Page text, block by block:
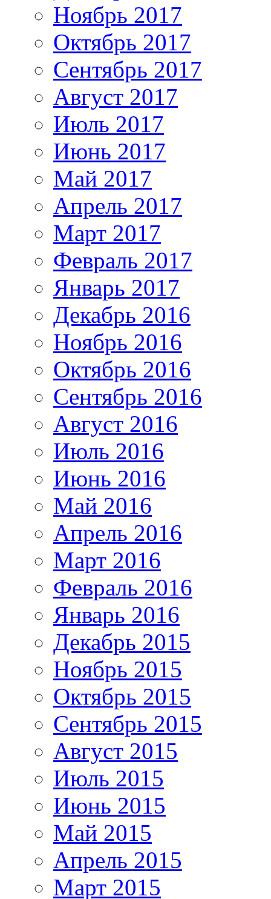
Ноябрь 2017
Октябрь 2017
Сентябрь 2017
Август 2017
Июль 2017
Июнь 2017
Май 2017
Апрель 2017
Март 2017
Февраль 2017
Январь 2017
Декабрь 2016
Ноябрь 2016
Октябрь 2016
Сентябрь 2016
Август 2016
Июль 2016
Июнь 2016
Май 2016
Апрель 2016
Март 2016
Февраль 2016
Январь 2016
Декабрь 2015
Ноябрь 2015
Октябрь 2015
Сентябрь 2015
Август 2015
Июль 2015
Июнь 2015
Май 2015
Апрель 2015
Март 2015